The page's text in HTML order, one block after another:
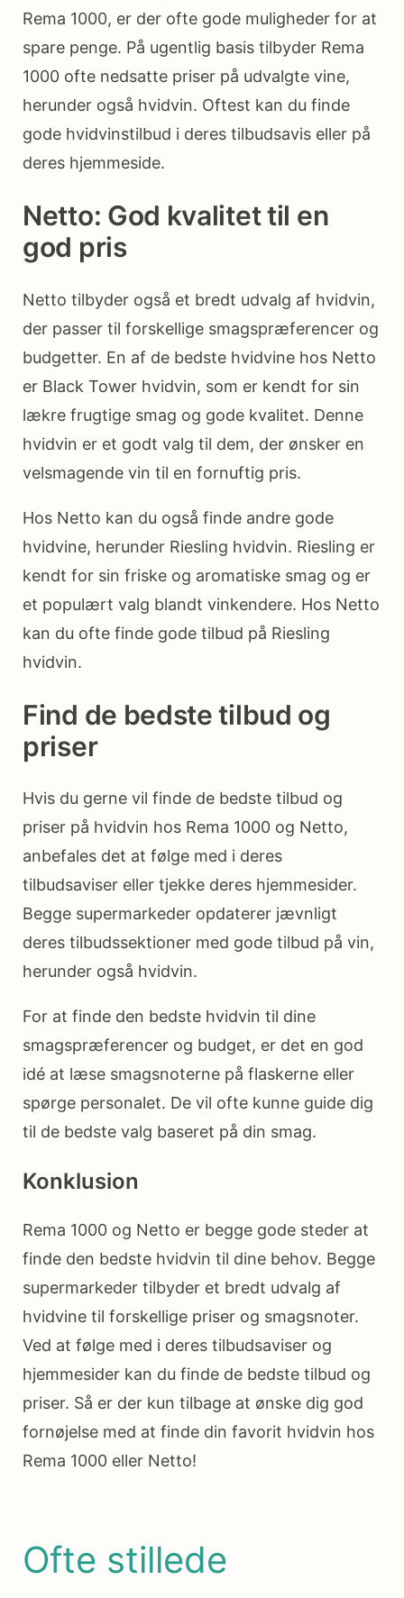
Rema 1000, er der ofte gode muligheder for at
spare penge. På ugentlig basis tilbyder Rema
1000 ofte nedsatte priser på udvalgte vine,
herunder også hvidvin. Oftest kan du finde
gode hvidvinstilbud i deres tilbudsavis eller på
deres hjemmeside.
Netto: God kvalitet til en
god pris
Netto tilbyder også et bredt udvalg af hvidvin,
der passer til forskellige smagspræferencer og
budgetter. En af de bedste hvidvine hos Netto
er Black Tower hvidvin, som er kendt for sin
lækre frugtige smag og gode kvalitet. Denne
hvidvin er et godt valg til dem, der ønsker en
velsmagende vin til en fornuftig pris.
Hos Netto kan du også finde andre gode
hvidvine, herunder Riesling hvidvin. Riesling er
kendt for sin friske og aromatiske smag og er
et populært valg blandt vinkendere. Hos Netto
kan du ofte finde gode tilbud på Riesling
hvidvin.
Find de bedste tilbud og
priser
Hvis du gerne vil finde de bedste tilbud og
priser på hvidvin hos Rema 1000 og Netto,
anbefales det at følge med i deres
tilbudsaviser eller tjekke deres hjemmesider.
Begge supermarkeder opdaterer jævnligt
deres tilbudssektioner med gode tilbud på vin,
herunder også hvidvin.
For at finde den bedste hvidvin til dine
smagspræferencer og budget, er det en god
idé at læse smagsnoterne på flaskerne eller
spørge personalet. De vil ofte kunne guide dig
til de bedste valg baseret på din smag.
Konklusion
Rema 1000 og Netto er begge gode steder at
finde den bedste hvidvin til dine behov. Begge
supermarkeder tilbyder et bredt udvalg af
hvidvine til forskellige priser og smagsnoter.
Ved at følge med i deres tilbudsaviser og
hjemmesider kan du finde de bedste tilbud og
priser. Så er der kun tilbage at ønske dig god
fornøjelse med at finde din favorit hvidvin hos
Rema 1000 eller Netto!
Ofte stillede